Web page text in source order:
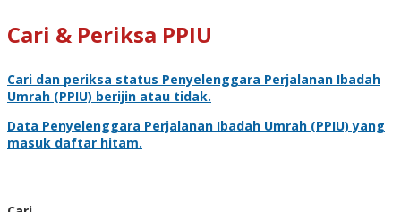
Cari & Periksa PPIU
Cari dan periksa status Penyelenggara Perjalanan Ibadah
Umrah (PPIU) berijin atau tidak.
Data Penyelenggara Perjalanan Ibadah Umrah (PPIU) yang
masuk daftar hitam.